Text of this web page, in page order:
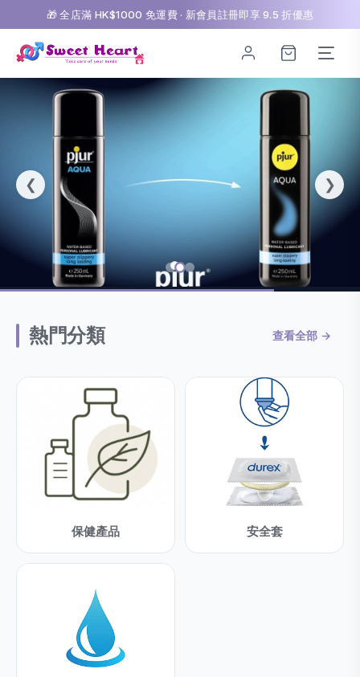
🎁 全店滿 HK$1000 免運費 · 新會員註冊即享 9.5 折優惠
會員專屬優惠
❮ ❯
熱門分類 查看全部 →
保健產品 安全套